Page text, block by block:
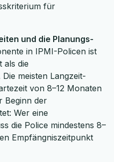
für
und die Planungs-
in IPMI-Policen ist
als die
meisten Langzeit-
von 8–12 Monaten
Beginn der
Wer eine
die Police mindestens 8–
Empfängniszeitpunkt